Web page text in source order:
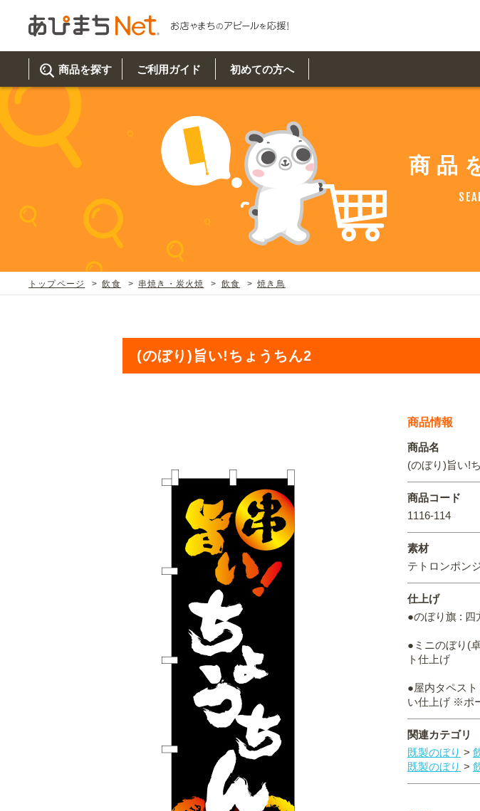
商品を探す
駐車場
住まい・暮らし
美容・健康 地域・観光
イベント・季節
カルチャー・教養 娯楽
ご利用ガイド
ご利用ガイド トップ
取り扱い商品一覧
既製デザイン商品注文方法
初めての方へ
初めての方へ トップ
商品について
お客様の声
商品
トップページ 飲食 串焼き・炭火焼 飲食 焼き鳥
(のぼり)旨い!ちょうちん2
商品情報
商品名
(のぼり)旨い!
商品コード
1116-114
素材
テトロンポン
仕上げ
●のぼり旗 : 四
●ミニのぼり(
ト仕上げ
●屋内タペス
い仕上げ ※ポ
関連カテゴリ
既製のぼり >
既製のぼり >